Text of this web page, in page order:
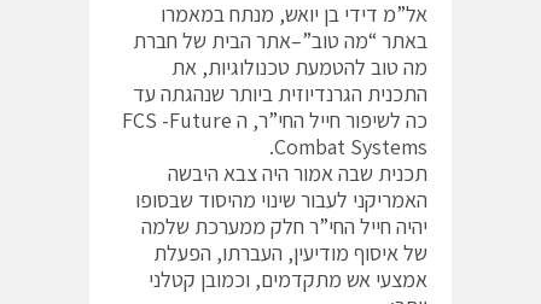
אל”מ דידי בן יואש, מנתח במאמרו
באתר “מה טוב”–אתר הבית של חברת
מה טוב להטמעת טכנולוגיות, את
התכנית הגרנדיוזית ביותר שנהגתה עד
כה לשיפור חייל החי”ר, ה FCS -Future
Combat Systems.
תכנית שבה אמור היה צבא היבשה
האמריקני לעבור שינוי מהיסוד שבסופו
יהיה חייל החי”ר חלק ממערכת שלמה
של איסוף מודיעין, העברתו, הפעלת
אמצעי אש מתקדמים, וכמובן קטלני